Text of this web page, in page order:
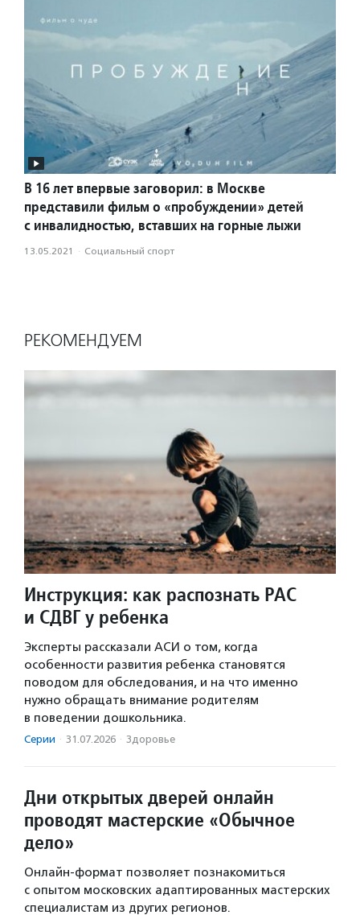
В 16 лет впервые заговорил: в Москве
представили фильм о «пробуждении» детей
с инвалидностью, вставших на горные лыжи
13.05.2021 · Социальный спорт
РЕКОМЕНДУЕМ
Инструкция: как распознать РАС
и СДВГ у ребенка
Эксперты рассказали АСИ о том, когда
особенности развития ребенка становятся
поводом для обследования, и на что именно
нужно обращать внимание родителям
в поведении дошкольника.
Серии · 31.07.2026 · Здоровье
Дни открытых дверей онлайн
проводят мастерские «Обычное
дело»
Онлайн-формат позволяет познакомиться
с опытом московских адаптированных мастерских
специалистам из других регионов.